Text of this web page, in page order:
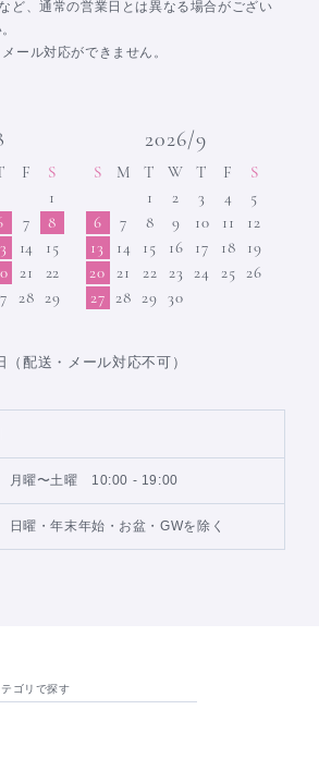
ど、通常の営業日とは異なる場合がござい
ール対応ができません。
F
S
1
7
8
14
15
21
22
28 29
2026/9
S M T W T F
S
1
2 3 4
5
6
7 8 9 10 11
12
13
14 15 16 17 18
19
20
21 22 23 24 25 26
27 28 29 30
（配送・メール対応不可）
月曜〜土曜 10:00 - 19:00
日曜・年末年始・お盆・GWを除く
テゴリで探す